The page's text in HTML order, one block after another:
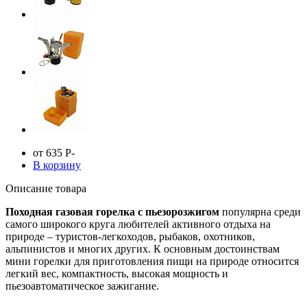
от 635 Р-
В корзину
Описание товара
Походная газовая горелка с пьезорозжигом популярна среди
самого широкого круга любителей активного отдыха на
природе – туристов-легкоходов, рыбаков, охотников,
альпинистов и многих других. К основным достоинствам
мини горелки для приготовления пищи на природе относится
легкий вес, компактность, высокая мощность и
пьезоавтоматическое зажигание.